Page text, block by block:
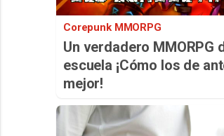
Corepunk MMORPG
Un verdadero MMORPG
escuela ¡Cómo los de
mejor!